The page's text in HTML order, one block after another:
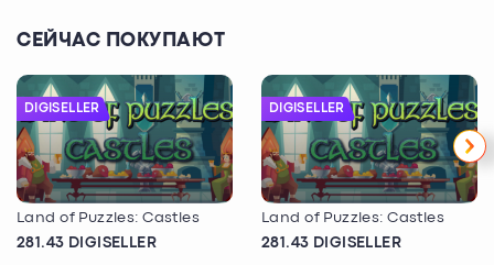
СЕЙЧАС ПОКУПАЮТ
DIGISELLER
Land of Puzzles: Castles
281.43 DIGISELLER
DIGISELLER
Land of Puzzles: Castles
281.43 DIGISELLER